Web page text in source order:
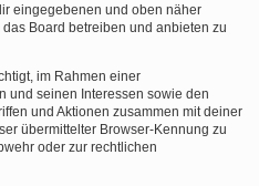
eingegebenen und oben näher
Board betreiben und anbieten zu
im Rahmen einer
und seinen Interessen sowie den
und Aktionen zusammen mit deiner
übermittelter Browser-Kennung zu
oder zur rechtlichen